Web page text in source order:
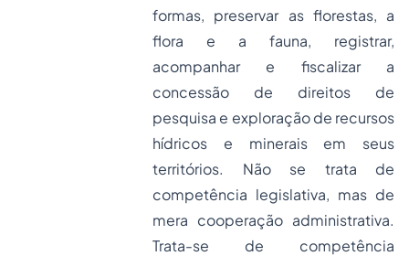
formas, preservar as florestas, a
flora e a fauna, registrar,
acompanhar e fiscalizar a
concessão de direitos de
pesquisa e exploração de recursos
hídricos e minerais em seus
territórios. Não se trata de
competência legislativa, mas de
mera cooperação administrativa.
Trata-se de competência